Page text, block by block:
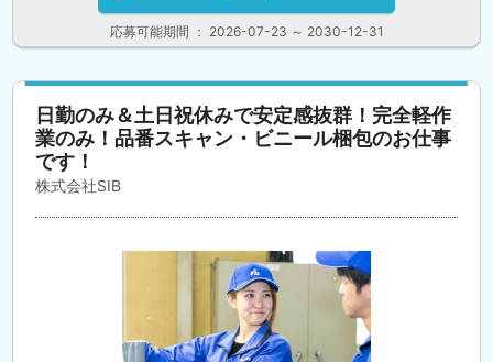
応募可能期間 ： 2026-07-23 ～ 2030-12-31
日勤のみ＆土日祝休みで安定感抜群！完全軽作
業のみ！品番スキャン・ビニール梱包のお仕事
です！
株式会社SIB